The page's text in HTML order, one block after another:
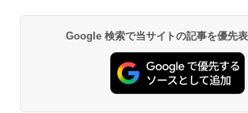
Google 検索で当サイトの記事を優先